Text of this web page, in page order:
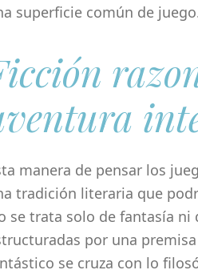
superficie común de
manera de pensar los
tradición literaria que
se trata solo de fantasía ni
por una
se cruza con lo